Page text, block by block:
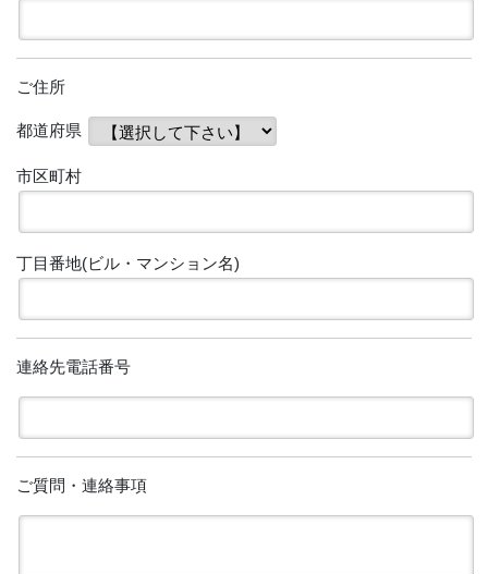
ご住所
都道府県
市区町村
丁目番地(ビル・マンション名)
連絡先電話番号
ご質問・連絡事項